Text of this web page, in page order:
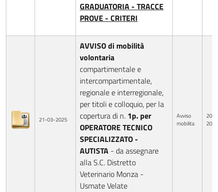
GRADUATORIA - TRACCE
PROVE - CRITERI
21-03-2025
AVVISO di mobilità
volontaria
compartimentale e
intercompartimentale,
regionale e interregionale,
per titoli e colloquio, per la
copertura di n. 1p. per
OPERATORE TECNICO
SPECIALIZZATO -
AUTISTA - da assegnare
alla S.C. Distretto
Veterinario Monza -
Usmate Velate
Avviso
mobilita
20-
2025